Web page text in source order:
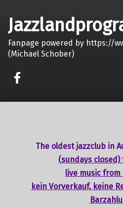
Fanpage powered by https://
(Michael Schober)
The oldest jazzclub in
(sundays closed)
live music from
kein Vorverkauf, keine